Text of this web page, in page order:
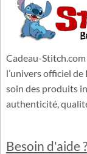
Cadeau-
l’univers officiel
soin des produits
authenticité,
Besoin d'aide ?